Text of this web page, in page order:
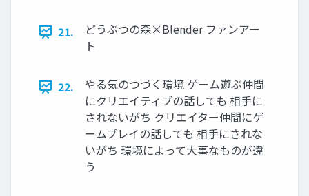
21.
どうぶつの森×Blender ファンアー
ト
22.
やる気のつづく環境 ゲーム遊ぶ仲間
にクリエイティブの話しても 相手に
されないがち クリエイター仲間にゲ
ームプレイの話しても 相手にされな
いがち 環境によって大事なものが違
う